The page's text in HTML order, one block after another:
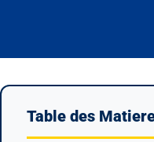
Table des